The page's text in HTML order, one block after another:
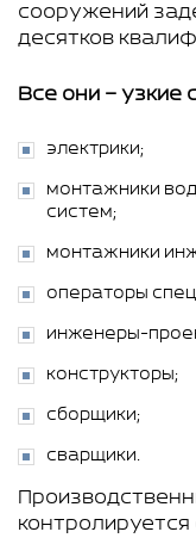
сооружений
десятков
Все они – узкие
электрики;
монтажники
систем;
монтажники
операторы
инженеры-
конструкторы;
сборщики;
сварщики.